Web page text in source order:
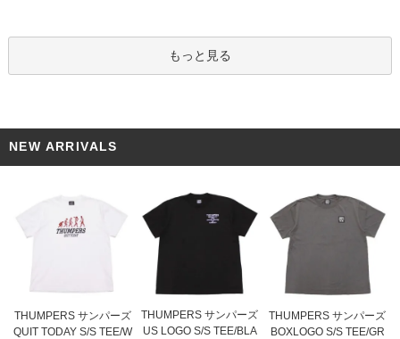
もっと見る
NEW ARRIVALS
THUMPERS サンパーズ
QUIT TODAY S/S TEE/W
THUMPERS サンパーズ
US LOGO S/S TEE/BLA
THUMPERS サンパーズ
BOXLOGO S/S TEE/GR